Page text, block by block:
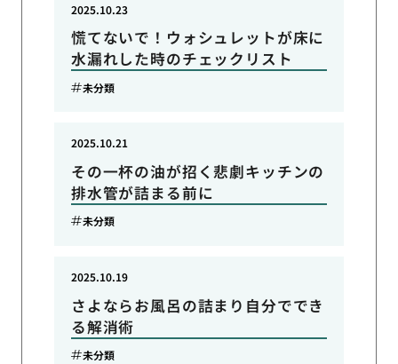
慌てないで！ウォシュレットが床に
水漏れした時のチェックリスト
2025.10.23
未分類
その一杯の油が招く悲劇キッチンの
排水管が詰まる前に
2025.10.21
未分類
さよならお風呂の詰まり自分ででき
る解消術
2025.10.19
未分類